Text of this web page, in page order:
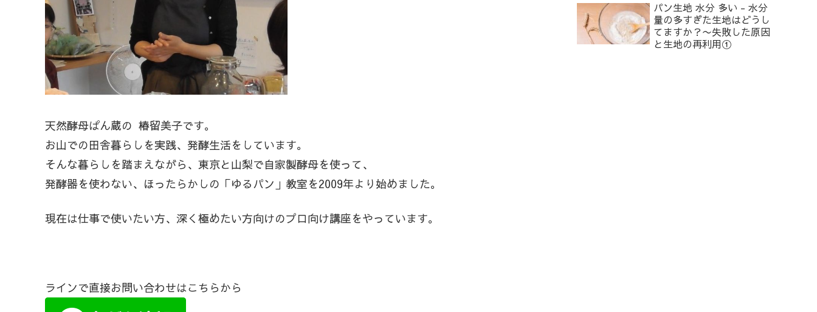
天然酵母ぱん蔵の 椿留美子です。
お山での田舎暮らしを実践、発酵生活をしています。
そんな暮らしを踏まえながら、東京と山梨で自家製酵母を使って、
発酵器を使わない、ほったらかしの「ゆるパン」教室を2009年より始めました。
現在は仕事で使いたい方、深く極めたい方向けのプロ向け講座をやっています。
ラインで直接お問い合わせはこちらから
パン生地 水分 多い - 水分
量の多すぎた生地はどうし
てますか？〜失敗した原因
と生地の再利用①